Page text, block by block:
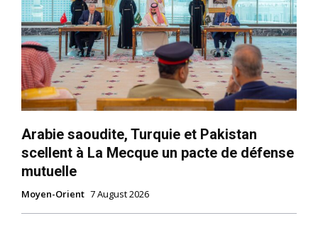
Arabie saoudite, Turquie et Pakistan
scellent à La Mecque un pacte de défense
mutuelle
Moyen-Orient 7 August 2026